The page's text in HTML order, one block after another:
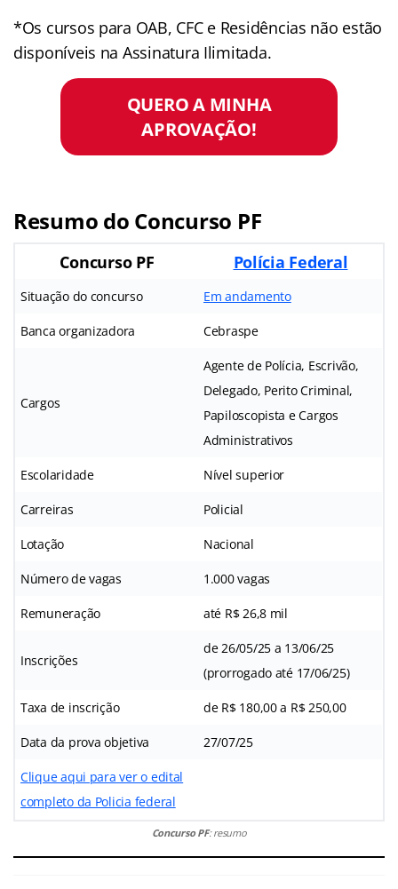
*Os cursos para OAB, CFC e Residências não estão
disponíveis na Assinatura Ilimitada.
QUERO A MINHA
APROVAÇÃO!
Resumo do Concurso PF
Concurso PF Polícia Federal
Situação do concurso Em andamento
Banca organizadora Cebraspe
Cargos
Agente de Polícia, Escrivão,
Delegado, Perito Criminal,
Papiloscopista e Cargos
Administrativos
Escolaridade Nível superior
Carreiras Policial
Lotação Nacional
Número de vagas 1.000 vagas
Remuneração até R$ 26,8 mil
Inscrições
de 26/05/25 a 13/06/25
(prorrogado até 17/06/25)
Taxa de inscrição de R$ 180,00 a R$ 250,00
Data da prova objetiva 27/07/25
Clique aqui para ver o edital
completo da Policia federal
Concurso PF: resumo